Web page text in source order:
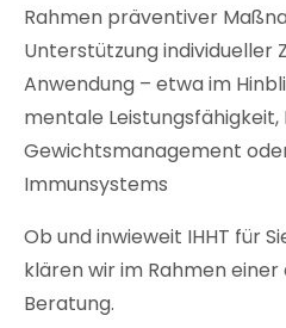
Rahmen präventiver
Unterstützung individueller
Anwendung – etwa im
mentale Leistungsfähigkeit,
Gewichtsmanagement
Immunsystems
Ob und inwieweit IHHT für
klären wir im Rahmen
Beratung.